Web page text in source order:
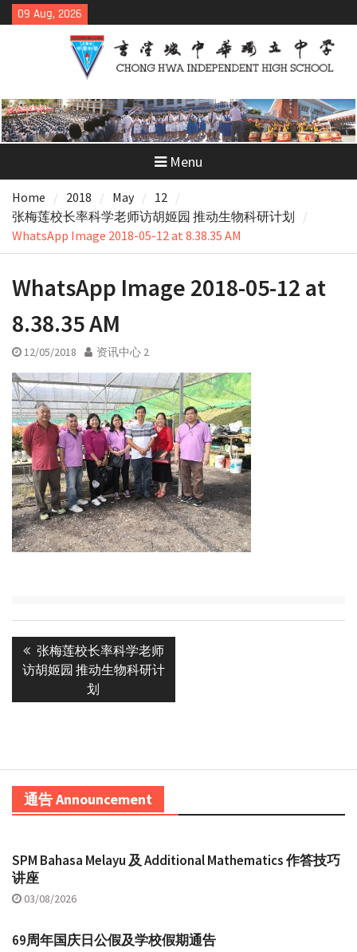
Skip
to
09 Aug, 2026
Menu
Home 2018 May
12
张梅莲校长率科学老师访胡姬园 推动生物科研计划
WhatsApp Image 2018-05-12 at 8.38.35 AM
WhatsApp Image 2018-05-12 at
8.38.35 AM
12/05/2018 资讯中心 2
navigation
Previous
post:
张梅莲校长率科学老师
访胡姬园 推动生物科研计
划
通告 Announcement
SPM Bahasa Melayu 及 Additional Mathematics 作答技巧
讲座
03/08/2026
69周年国庆日公假及学校假期通告